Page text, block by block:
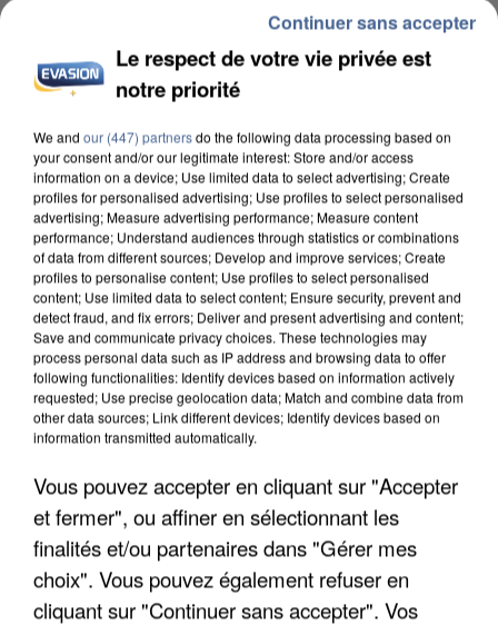
INCENDIES : L’ÎLE-DE-FRANCE LANCE UN ÉLAN
DE SOLIDARITÉ AVEC LES...
APRÈS TOUTES CES CANICULES, LES REFUGES
DE FAUNE SAUVAGE SONT...
Le respect de votre vie privée est
notre priorité
We and our (447) partnersdo the following data processing based on
your consent and/or our legitimate interest: Store and/or access
information on a device; Use limited data to select advertising; Create
profiles for personalised advertising; Use profiles to select personalised
advertising; Measure advertising performance; Measure content
performance; Understand audiences through statistics or combinations
of data from different sources; Develop and improve services; Create
profiles to personalise content; Use profiles to select personalised
content; Use limited data to select content; Ensure security, prevent and
detect fraud, and fix errors; Deliver and present advertising and content;
Save and communicate privacy choices. These technologies may
process personal data such as IP address and browsing data to offer
following functionalities: Identify devices based on information actively
requested; Use precise geolocation data; Match and combine data from
other data sources; Link different devices; Identify devices based on
information transmitted automatically.
Vous pouvez accepter en cliquant sur "Accepter
et fermer", ou affiner en sélectionnant les
finalités et/ou partenaires dans "Gérer mes
choix". Vous pouvez également refuser en
cliquant sur "Continuer sans accepter". Vos
Continuer sans accepter